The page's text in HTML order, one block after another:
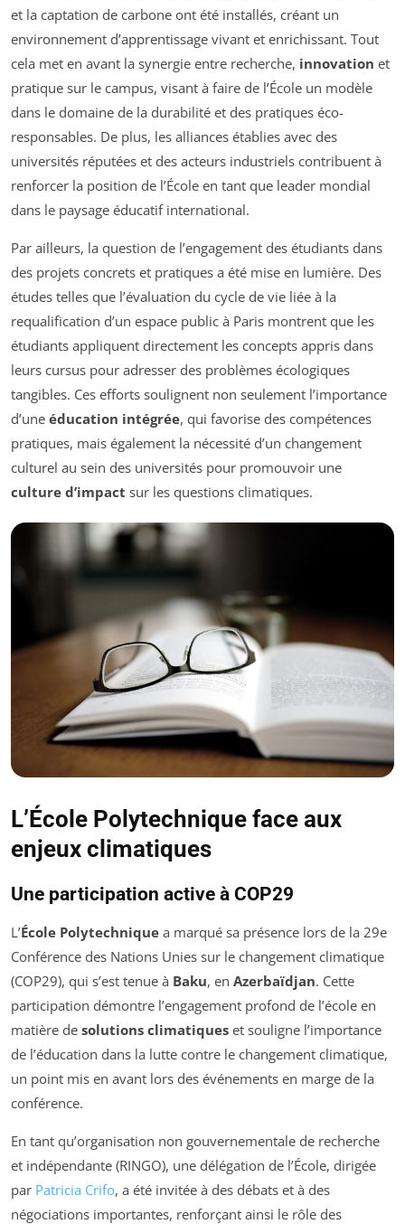
et la captation de carbone ont été installés, créant un
environnement d’apprentissage vivant et enrichissant. Tout
cela met en avant la synergie entre recherche, innovation et
pratique sur le campus, visant à faire de l’École un modèle
dans le domaine de la durabilité et des pratiques éco-
responsables. De plus, les alliances établies avec des
universités réputées et des acteurs industriels contribuent à
renforcer la position de l’École en tant que leader mondial
dans le paysage éducatif international.
Par ailleurs, la question de l’engagement des étudiants dans
des projets concrets et pratiques a été mise en lumière. Des
études telles que l’évaluation du cycle de vie liée à la
requalification d’un espace public à Paris montrent que les
étudiants appliquent directement les concepts appris dans
leurs cursus pour adresser des problèmes écologiques
tangibles. Ces efforts soulignent non seulement l’importance
d’une éducation intégrée, qui favorise des compétences
pratiques, mais également la nécessité d’un changement
culturel au sein des universités pour promouvoir une
culture d’impact sur les questions climatiques.
L’École Polytechnique face aux
enjeux climatiques
Une participation active à COP29
L’École Polytechnique a marqué sa présence lors de la 29e
Conférence des Nations Unies sur le changement climatique
(COP29), qui s’est tenue à Baku, en Azerbaïdjan. Cette
participation démontre l’engagement profond de l’école en
matière de solutions climatiques et souligne l’importance
de l’éducation dans la lutte contre le changement climatique,
un point mis en avant lors des événements en marge de la
conférence.
En tant qu’organisation non gouvernementale de recherche
et indépendante (RINGO), une délégation de l’École, dirigée
par Patricia Crifo, a été invitée à des débats et à des
négociations importantes, renforçant ainsi le rôle des